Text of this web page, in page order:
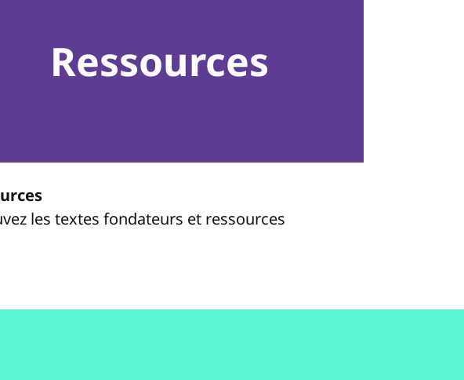
Ressources
les textes fondateurs et ressources